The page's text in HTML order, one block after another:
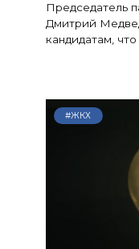
Председатель
Дмитрий
кандидатам,
#ЖКХ